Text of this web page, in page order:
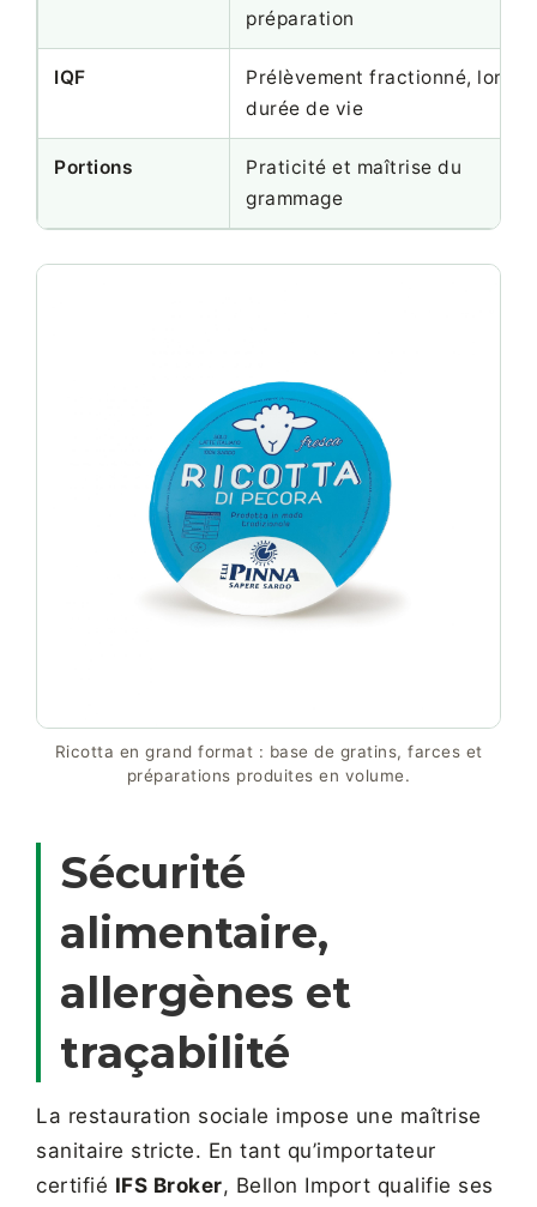
préparation
IQF
Prélèvement fractionné,
durée de vie
Portions
Praticité et maîtrise du
grammage
Ricotta en grand format : base de gratins, farces et
préparations produites en volume.
Sécurité
alimentaire,
allergènes et
traçabilité
La restauration sociale impose une maîtrise
sanitaire stricte. En tant qu’importateur
certifié IFS Broker, Bellon Import qualifie ses